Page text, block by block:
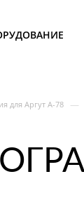
для Аргут А-78 —